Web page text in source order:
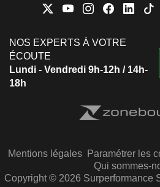
NOS EXPERTS À VOTRE
ÉCOUTE
Lundi - Vendredi 9h-12h / 14h-
18h
Mentions légales Paramétrer les
Qui sommes-
Copyright © 2026 Surperformance